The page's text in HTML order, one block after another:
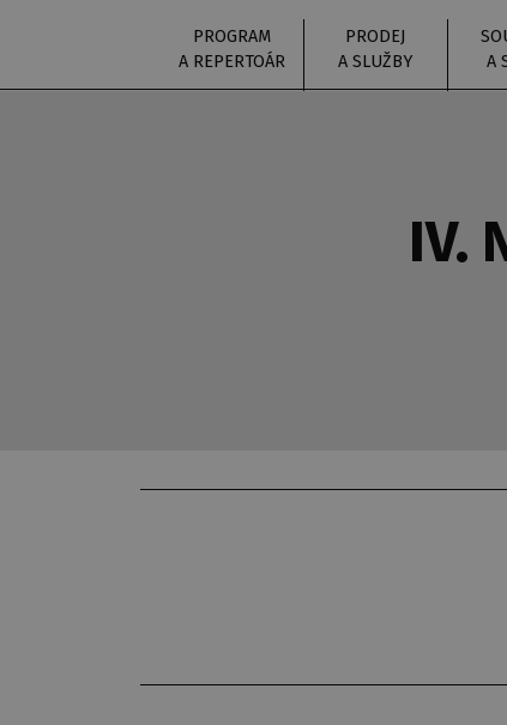
PROGRAM
A REPERTOÁR
PRODEJ
A SLUŽBY
A
IV.